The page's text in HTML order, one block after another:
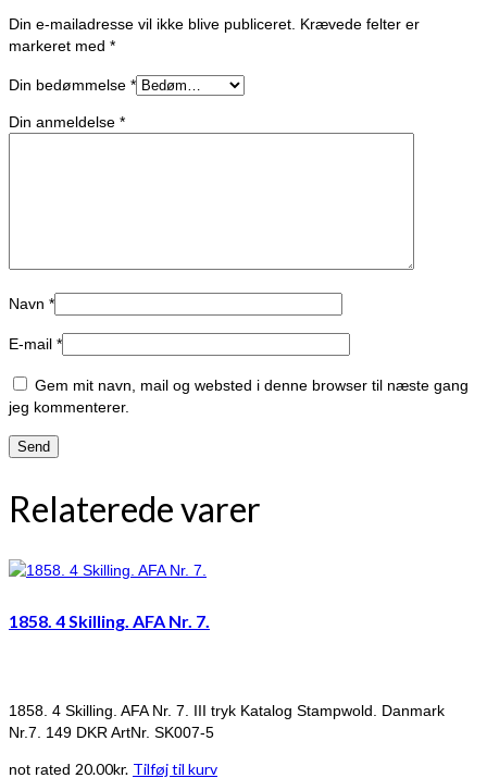
Din e-mailadresse vil ikke blive publiceret. Krævede felter er
markeret med *
Din bedømmelse *
Din anmeldelse *
Navn *
E-mail *
Gem mit navn, mail og websted i denne browser til næste gang
jeg kommenterer.
Relaterede varer
1858. 4 Skilling. AFA Nr. 7.
1858. 4 Skilling. AFA Nr. 7. III tryk Katalog Stampwold. Danmark
Nr.7. 149 DKR ArtNr. SK007-5
not rated 20.00kr. Tilføj til kurv